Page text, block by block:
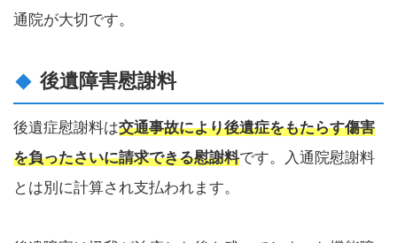
通院が大切です。
後遺障害慰謝料
後遺症慰謝料は交通事故により後遺症をもたらす傷害
を負ったさいに請求できる慰謝料です。入通院慰謝料
とは別に計算され支払われます。